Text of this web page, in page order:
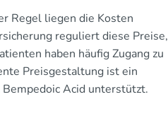
Regel liegen die Kosten
reguliert diese Preise,
haben häufig Zugang zu
Preisgestaltung ist ein
Acid unterstützt.